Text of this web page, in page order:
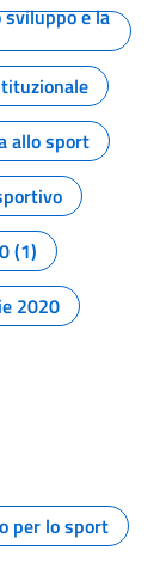
e la
allo sport
(1)
2020
per lo sport